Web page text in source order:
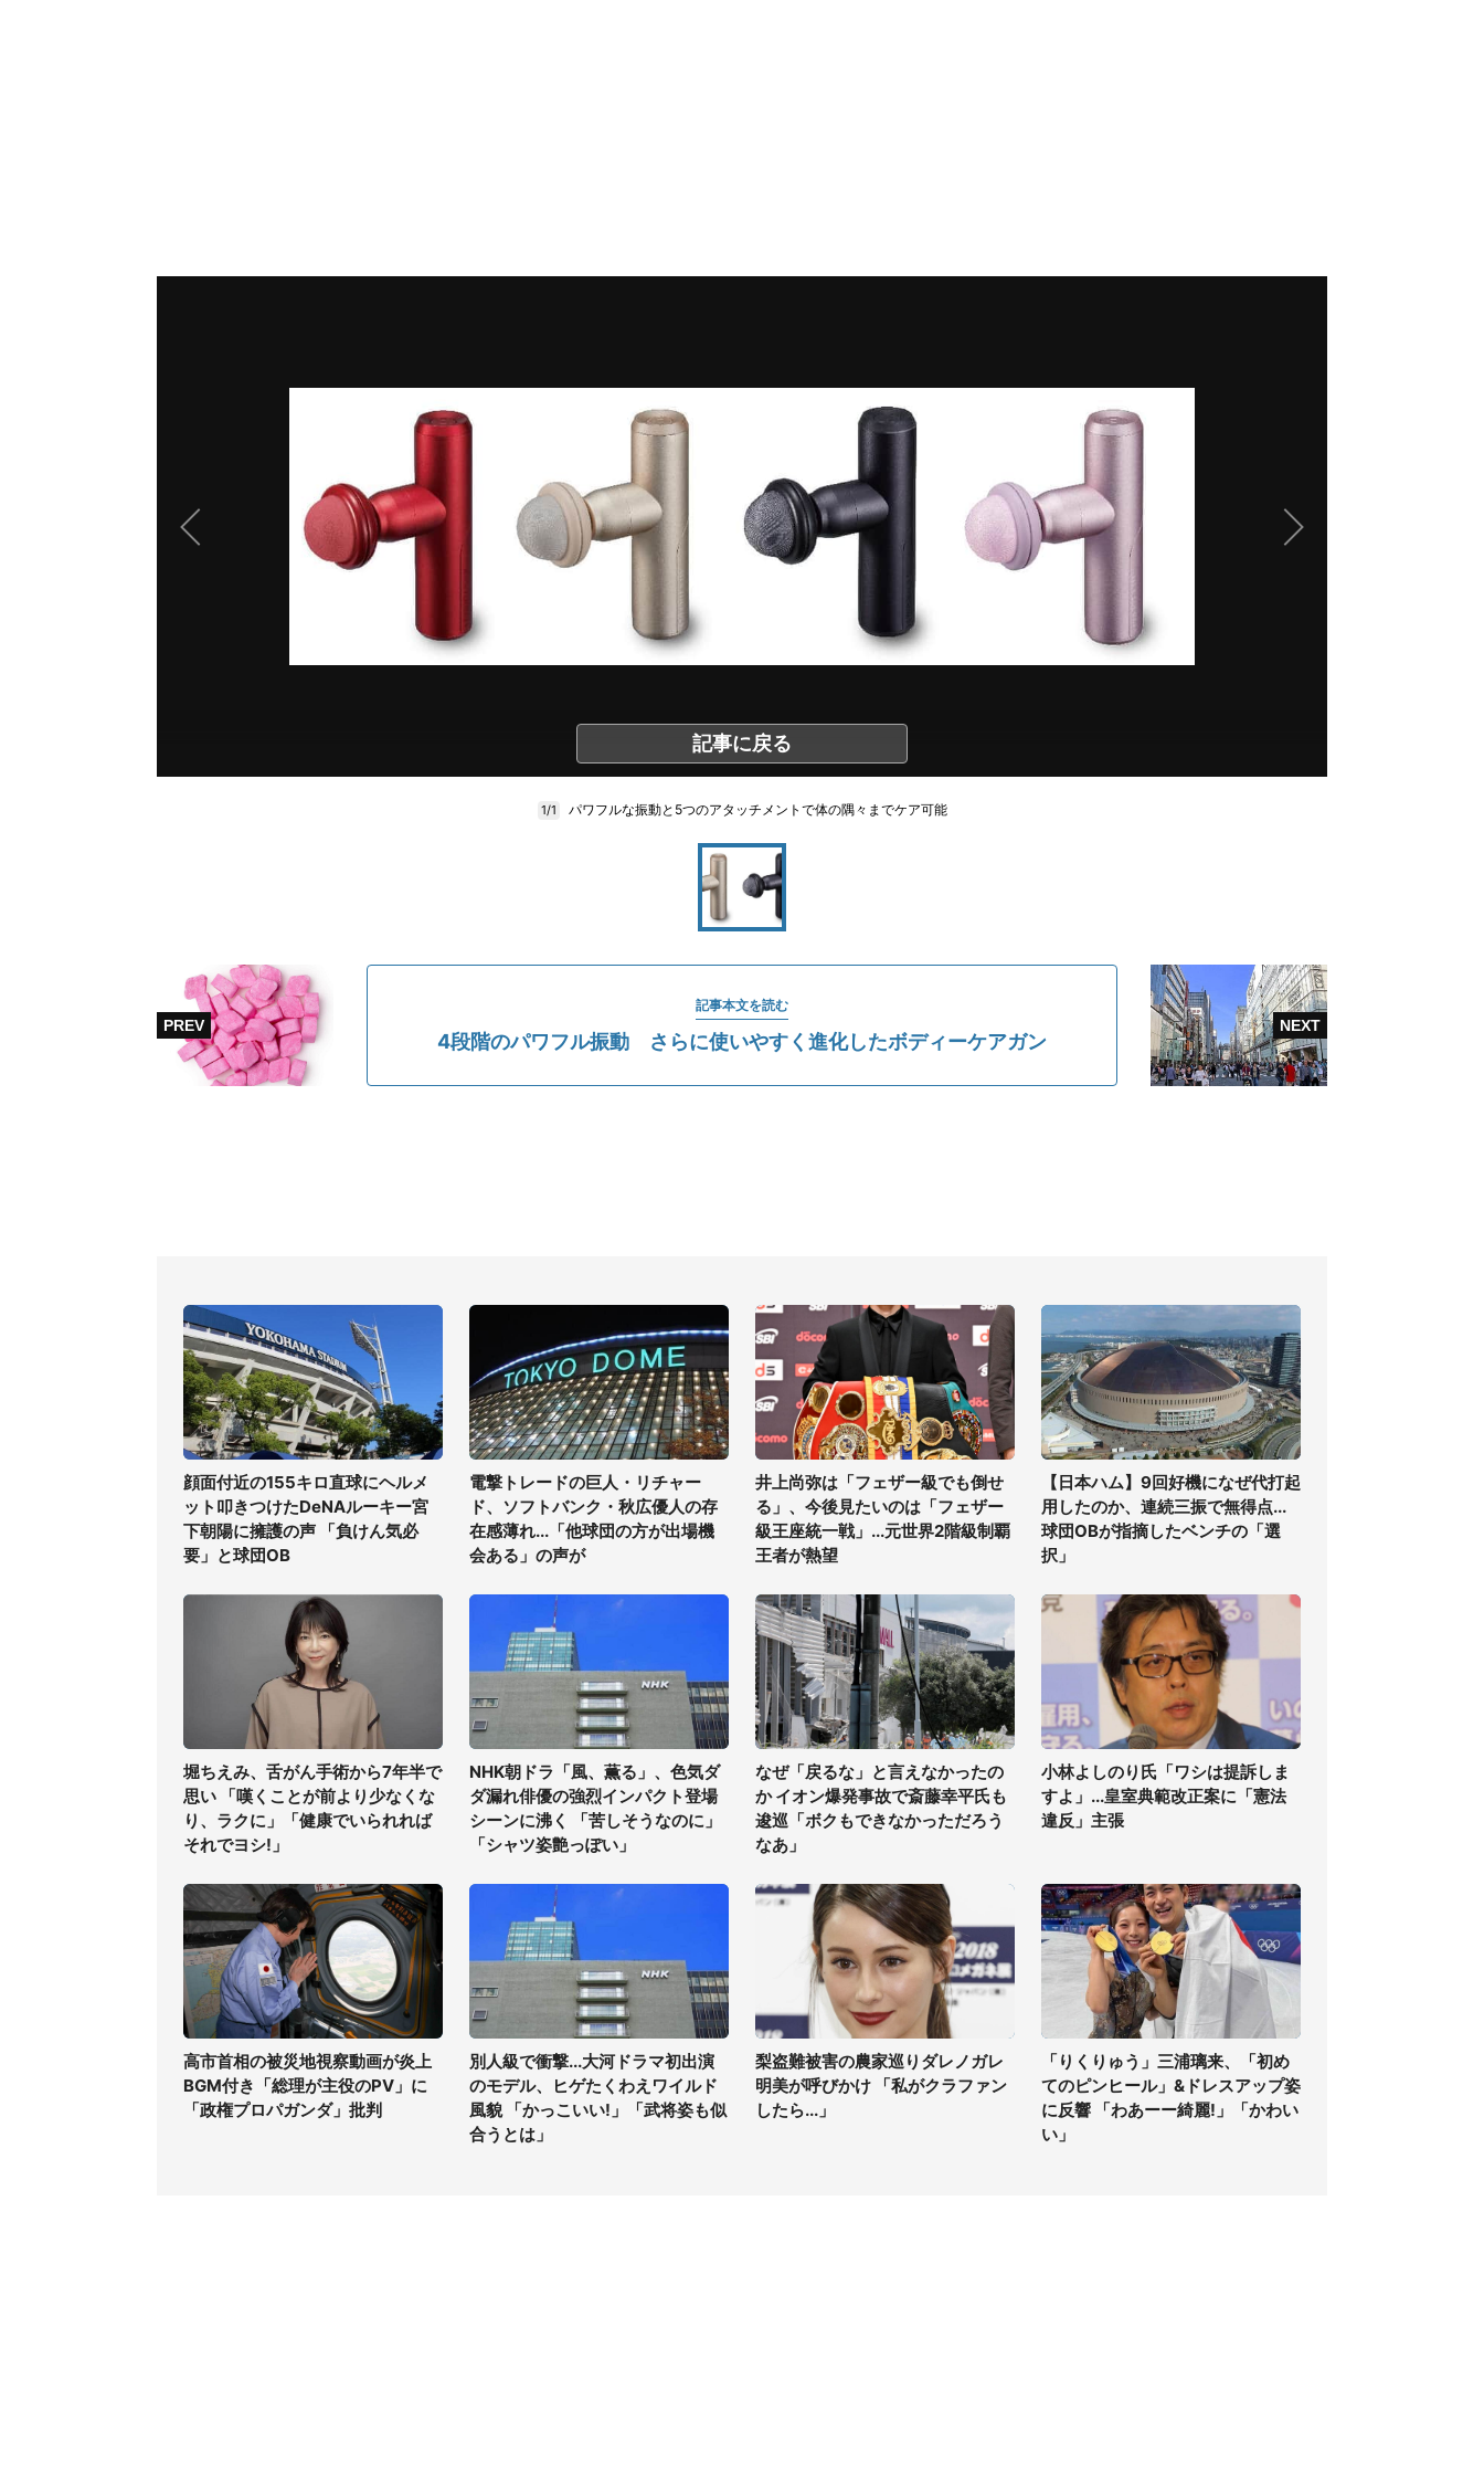
記事に戻る
1/1 パワフルな振動と5つのアタッチメントで体の隅々までケア可能
記事本文を読む
4段階のパワフル振動 さらに使いやすく進化したボディーケアガン
顔面付近の155キロ直球にヘルメ
ット叩きつけたDeNAルーキー宮
下朝陽に擁護の声 「負けん気必
要」と球団OB
電撃トレードの巨人・リチャー
ド、ソフトバンク・秋広優人の存
在感薄れ...「他球団の方が出場機
会ある」の声が
井上尚弥は「フェザー級でも倒せ
る」、今後見たいのは「フェザー
級王座統一戦」...元世界2階級制覇
王者が熱望
【日本ハム】9回好機になぜ代打起
用したのか、連続三振で無得点...
球団OBが指摘したベンチの「選
択」
堀ちえみ、舌がん手術から7年半で
思い 「嘆くことが前より少なくな
り、ラクに」「健康でいられれば
それでヨシ!」
NHK朝ドラ「風、薫る」、色気ダ
ダ漏れ俳優の強烈インパクト登場
シーンに沸く 「苦しそうなのに」
「シャツ姿艶っぽい」
なぜ「戻るな」と言えなかったの
か イオン爆発事故で斎藤幸平氏も
逡巡「ボクもできなかっただろう
なあ」
小林よしのり氏「ワシは提訴しま
すよ」...皇室典範改正案に「憲法
違反」主張
高市首相の被災地視察動画が炎上
BGM付き「総理が主役のPV」に
「政権プロパガンダ」批判
別人級で衝撃...大河ドラマ初出演
のモデル、ヒゲたくわえワイルド
風貌 「かっこいい!」「武将姿も似
合うとは」
梨盗難被害の農家巡りダレノガレ
明美が呼びかけ 「私がクラファン
したら...」
「りくりゅう」三浦璃来、「初め
てのピンヒール」&ドレスアップ姿
に反響 「わあーー綺麗!」「かわい
い」